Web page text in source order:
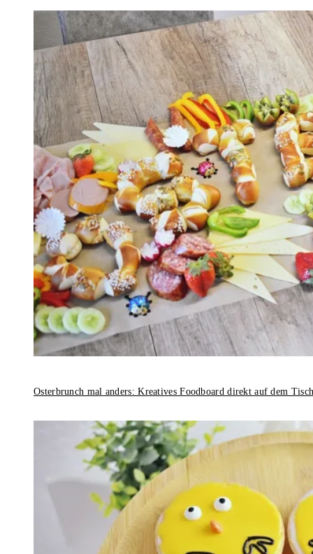
Osterbrunch mal anders: Kreatives Foodboard direkt auf dem